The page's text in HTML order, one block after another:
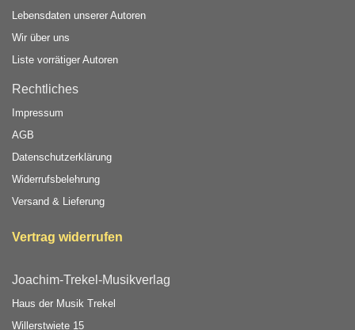
Lebensdaten unserer Autoren
Wir über uns
Liste vorrätiger Autoren
Rechtliches
Impressum
AGB
Datenschutzerklärung
Widerrufsbelehrung
Versand & Lieferung
Vertrag widerrufen
Joachim-Trekel-Musikverlag
Haus der Musik Trekel
Willerstwiete 15